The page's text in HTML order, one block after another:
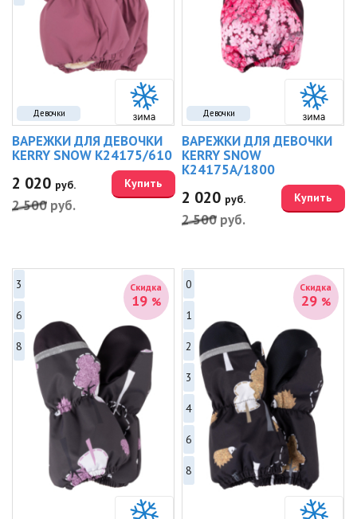
Девочки
ВАРЕЖКИ ДЛЯ ДЕВОЧКИ
KERRY SNOW K24175/610
2 020 руб.
2 500 руб.
Купить
Девочки
ВАРЕЖКИ ДЛЯ ДЕВОЧКИ
KERRY SNOW
K24175A/1800
2 020 руб.
2 500 руб.
Купить
Скидка
19 %
3
6
8
Скидка
29 %
0
1
2
3
4
6
8